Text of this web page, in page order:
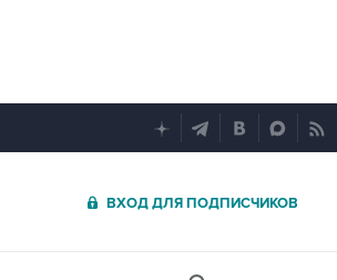
ВХОД ДЛЯ ПОДПИСЧИКОВ